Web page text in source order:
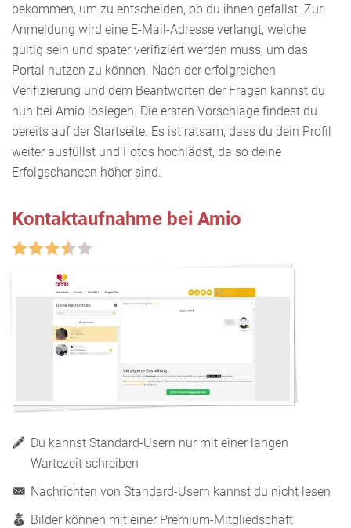
bekommen, um zu entscheiden, ob du ihnen gefällst. Zur
Anmeldung wird eine E-Mail-Adresse verlangt, welche
gültig sein und später verifiziert werden muss, um das
Portal nutzen zu können. Nach der erfolgreichen
Verifizierung und dem Beantworten der Fragen kannst du
nun bei Amio loslegen. Die ersten Vorschläge findest du
bereits auf der Startseite. Es ist ratsam, dass du dein Profil
weiter ausfüllst und Fotos hochlädst, da so deine
Erfolgschancen höher sind.
Kontaktaufnahme bei Amio
Du kannst Standard-Usern nur mit einer langen
Wartezeit schreiben
Nachrichten von Standard-Usern kannst du nicht lesen
Bilder können mit einer Premium-Mitgliedschaft